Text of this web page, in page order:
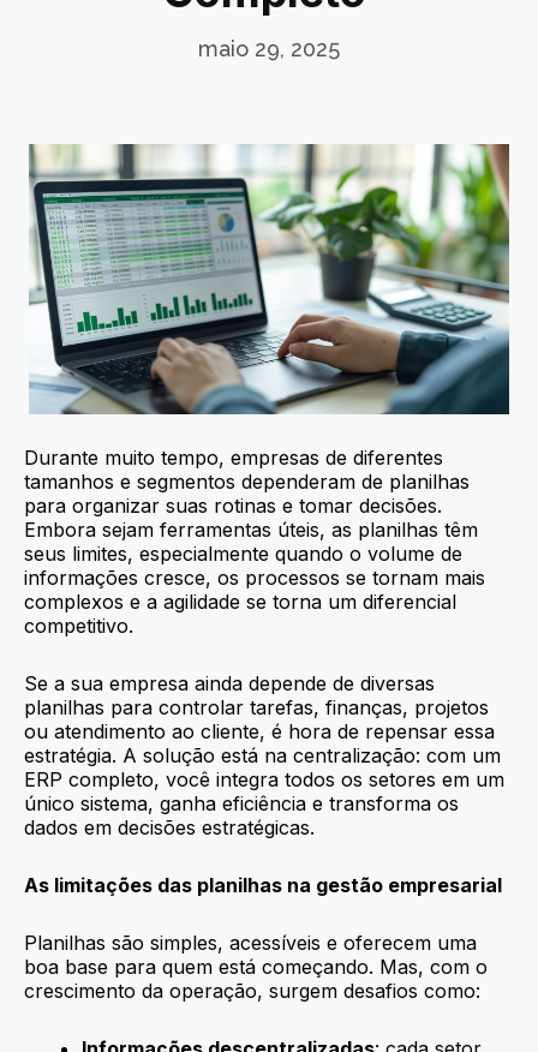
maio 29, 2025
Durante muito tempo, empresas de diferentes
tamanhos e segmentos dependeram de planilhas
para organizar suas rotinas e tomar decisões.
Embora sejam ferramentas úteis, as planilhas têm
seus limites, especialmente quando o volume de
informações cresce, os processos se tornam mais
complexos e a agilidade se torna um diferencial
competitivo.
Se a sua empresa ainda depende de diversas
planilhas para controlar tarefas, finanças, projetos
ou atendimento ao cliente, é hora de repensar essa
estratégia. A solução está na centralização: com um
ERP completo, você integra todos os setores em um
único sistema, ganha eficiência e transforma os
dados em decisões estratégicas.
As limitações das planilhas na gestão empresarial
Planilhas são simples, acessíveis e oferecem uma
boa base para quem está começando. Mas, com o
crescimento da operação, surgem desafios como: